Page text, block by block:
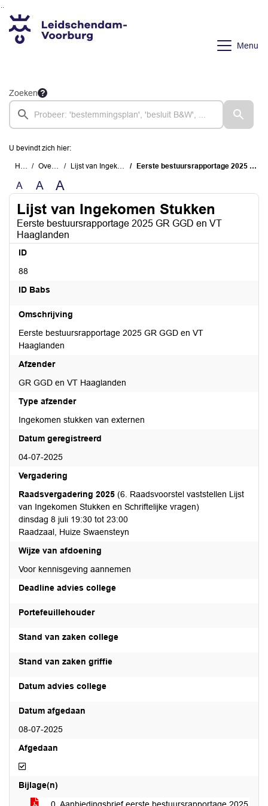
Ga naar de inhoud van deze pagina
Ga naar het zoeken
Ga naar het menu
Menu
Zoeken
U bevindt zich hier:
Home Overzichten Lijst van Ingekomen Stukken Eerste bestuursrapportage 2025 GR GGD en VT Haaglanden
A A A
Lijst van Ingekomen Stukken
Eerste bestuursrapportage 2025 GR GGD en VT
Haaglanden
ID
88
ID Babs
Omschrijving
Eerste bestuursrapportage 2025 GR GGD en VT
Haaglanden
Afzender
GR GGD en VT Haaglanden
Type afzender
Ingekomen stukken van externen
Datum geregistreerd
04-07-2025
Vergadering
Raadsvergadering 2025 (6. Raadsvoorstel vaststellen Lijst
van Ingekomen Stukken en Schriftelijke vragen)
dinsdag 8 juli 19:30 tot 23:00
Raadzaal, Huize Swaensteyn
Wijze van afdoening
Voor kennisgeving aannemen
Deadline advies college
Portefeuillehouder
Stand van zaken college
Stand van zaken griffie
Datum advies college
Datum afgedaan
08-07-2025
Afgedaan
Afgedaan
Bijlage(n)